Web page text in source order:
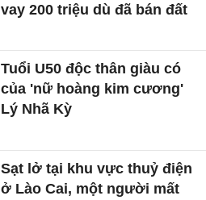
vay 200 triệu dù đã bán đất
Tuổi U50 độc thân giàu có
của 'nữ hoàng kim cương'
Lý Nhã Kỳ
Sạt lở tại khu vực thuỷ điện
ở Lào Cai, một người mất